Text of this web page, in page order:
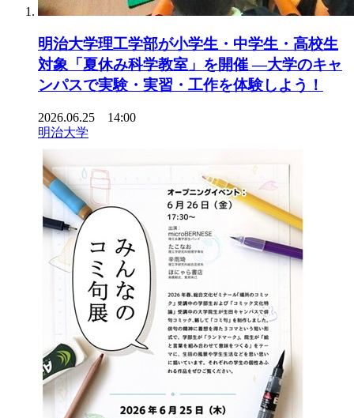
明治大学理工学部が小学生・中学生・高校生
対象「夏休み科学教室」を開催 ―大学のキャ
ンパスで実験・実習・工作を体験しよう！
2026.06.25 14:00
明治大学